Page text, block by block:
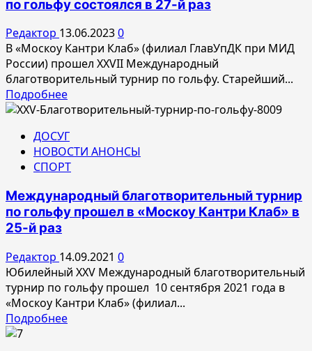
по гольфу состоялся в 27-й раз
Редактор 13.06.20230
В «Москоу Кантри Клаб» (филиал ГлавУпДК при МИД
России) прошел XXVII Международный
благотворительный турнир по гольфу. Старейший...
ПодробнееПрочитать
больше
Международный
благотворительный
турнир
гольфу
состоялся
й
раз
ДОСУГ
НОВОСТИ АНОНСЫ
СПОРТ
Международный благотворительный турнир
по гольфу прошел в «Москоу Кантри Клаб» в
25-й раз
Редактор 14.09.2021 0
Юбилейный XXV Международный благотворительный
турнир по гольфу прошел 10 сентября 2021 года в
«Москоу Кантри Клаб» (филиал...
ПодробнееПрочитать